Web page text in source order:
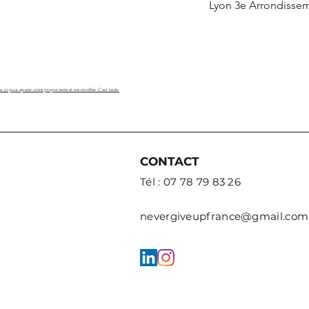
Lyon 3e
ici pour ajouter votre propre texte et me modifier. C'est facile.
CONTACT
Tél : 07 78 79 83 26
nevergiveupfrance@gmail.com